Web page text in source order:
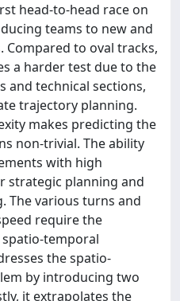
head-to-head race on
teams to new and
Compared to oval tracks,
a harder test due to the
and technical sections,
trajectory planning.
makes predicting the
non-trivial. The ability
with high
strategic planning and
The various turns and
require the
temporal
the spatio-
by introducing two
it extrapolates the